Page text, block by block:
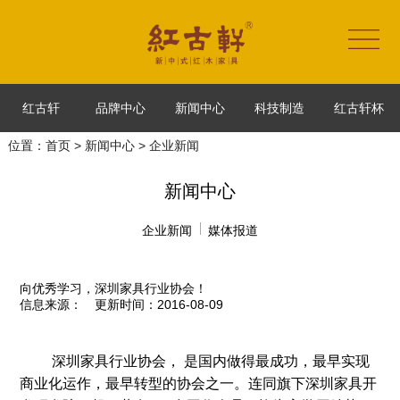
红古轩 品牌中心 新闻中心 科技制造 红古轩杯
位置： 首页> 新闻中心> 企业新闻
新闻中心
企业新闻 媒体报道
向优秀学习，深圳家具行业协会！
信息来源：
更新时间：2016-08-09
深圳家具行业协会， 是国内做得最成功，最早实现
商业化运作，最早转型的协会之一。连同旗下深圳家具开